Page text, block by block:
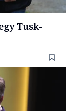
Tusk-